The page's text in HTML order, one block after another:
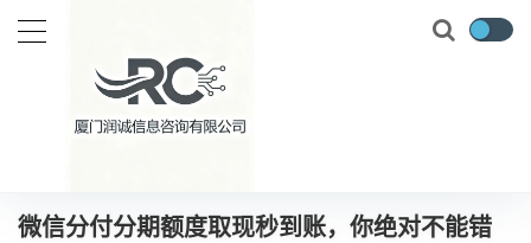
当前位置： 首页 知识百科
微信分付分期额度取现秒到账，你绝对不能错